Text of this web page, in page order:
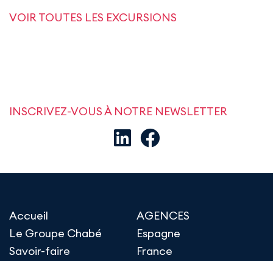
VOIR TOUTES LES EXCURSIONS
INSCRIVEZ-VOUS À NOTRE NEWSLETTER
Accueil
Le Groupe Chabé
Savoir-faire
AGENCES
Espagne
France